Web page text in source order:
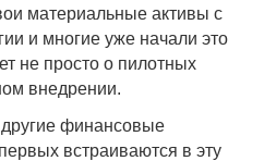
материальные активы с
и многие уже начали это
не просто о пилотных
внедрении.
финансовые
встраиваются в эту